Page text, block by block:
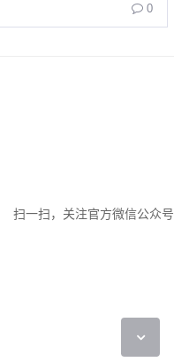
0
扫一扫，关注官方微信公众号